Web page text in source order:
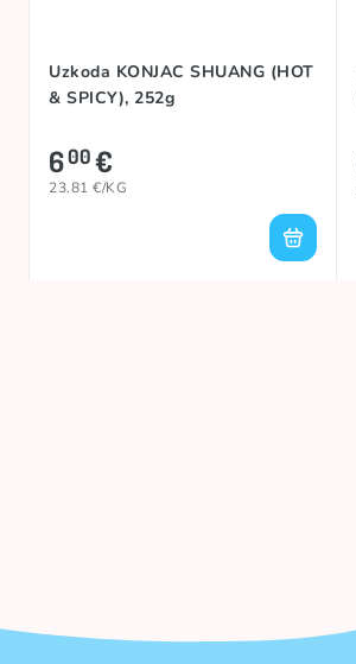
Uzkoda KONJAC SHUANG (HOT
& SPICY), 252g
600€
23.81 €/KG